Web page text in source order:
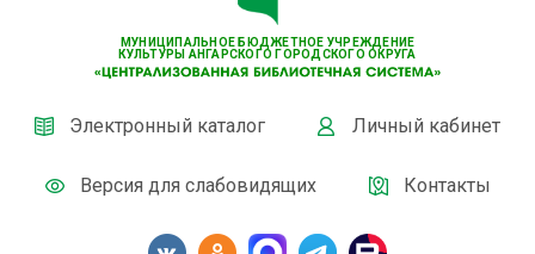
МУНИЦИПАЛЬНОЕ БЮДЖЕТНОЕ УЧРЕЖДЕНИЕ
КУЛЬТУРЫ АНГАРСКОГО ГОРОДСКОГО ОКРУГА
Электронный каталог Личный кабинет
Версия для слабовидящих Контакты